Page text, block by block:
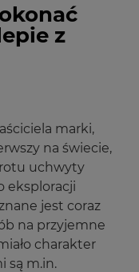
z
marki,
na świecie,
uchwyty
eksploracji
jest coraz
na przyjemne
charakter
są m.in.